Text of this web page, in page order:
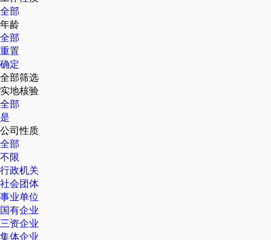
全部
年龄
全部
重置
确定
全部筛选
实地核验
全部
是
公司性质
全部
不限
行政机关
社会团体
事业单位
国有企业
三资企业
集体企业